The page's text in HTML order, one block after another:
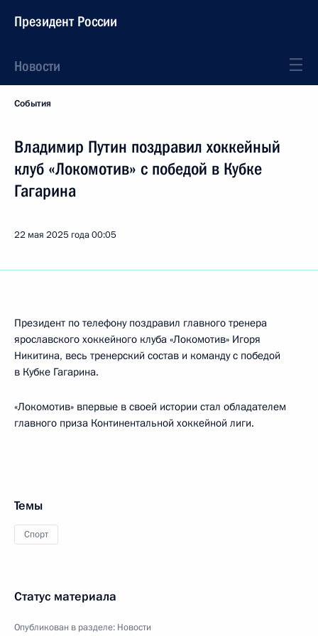
Президент России
Новости
События
Владимир Путин поздравил хоккейный
клуб «Локомотив» с победой в Кубке
Гагарина
22 мая 2025 года00:05
Президент по телефону поздравил главного тренера
ярославского хоккейного клуба «Локомотив» Игоря
Никитина, весь тренерский состав и команду с победой
в Кубке Гагарина.
«Локомотив» впервые в своей истории стал обладателем
главного приза Континентальной хоккейной лиги.
Темы
Спорт
Статус материала
Опубликован в разделе: Новости